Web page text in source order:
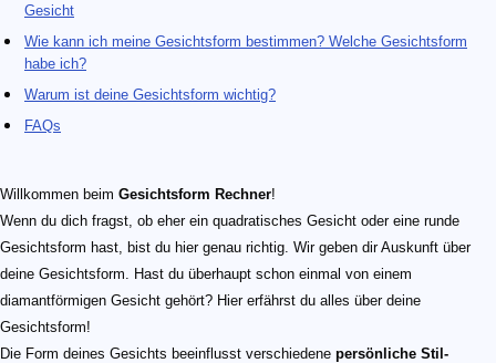
Gesicht
Wie kann ich meine Gesichtsform bestimmen? Welche Gesichtsform
habe ich?
Warum ist deine Gesichtsform wichtig?
FAQs
Willkommen beim Gesichtsform Rechner!
Wenn du dich fragst, ob eher ein quadratisches Gesicht oder eine runde
Gesichtsform hast, bist du hier genau richtig. Wir geben dir Auskunft über
deine Gesichtsform. Hast du überhaupt schon einmal von einem
diamantförmigen Gesicht gehört? Hier erfährst du alles über deine
Gesichtsform!
Die Form deines Gesichts beeinflusst verschiedene persönliche Stil-